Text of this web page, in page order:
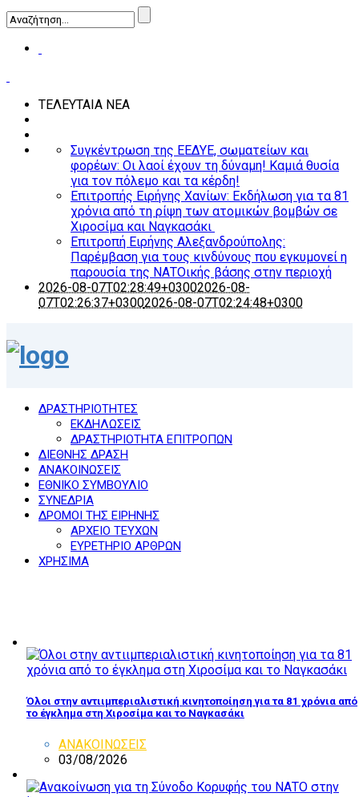
ΤΕΛΕΥΤΑΙΑ ΝΕΑ
Συγκέντρωση της ΕΕΔΥΕ, σωματείων και
φορέων: Οι λαοί έχουν τη δύναμη! Καμιά θυσία
για τον πόλεμο και τα κέρδη!
Επιτροπής Ειρήνης Χανίων: Εκδήλωση για τα 81
χρόνια από τη ρίψη των ατομικών βομβών σε
Χιροσίμα και Ναγκασάκι
Επιτροπή Ειρήνης Αλεξανδρούπολης:
Παρέμβαση για τους κινδύνους που εγκυμονεί η
παρουσία της ΝΑΤΟικής βάσης στην περιοχή
2026-08-07T02:28:49+03002026-08-
07T02:26:37+03002026-08-07T02:24:48+0300
ΔΡΑΣΤΗΡΙΟΤΗΤΕΣ
ΕΚΔΗΛΩΣΕΙΣ
ΔΡΑΣΤΗΡΙΟΤΗΤΑ ΕΠΙΤΡΟΠΩΝ
ΔΙΕΘΝΗΣ ΔΡΑΣΗ
ΑΝΑΚΟΙΝΩΣΕΙΣ
ΕΘΝΙΚΟ ΣΥΜΒΟΥΛΙΟ
ΣΥΝΕΔΡΙΑ
ΔΡΟΜΟΙ ΤΗΣ ΕΙΡΗΝΗΣ
ΑΡΧΕΙΟ ΤΕΥΧΩΝ
ΕΥΡΕΤΗΡΙΟ ΑΡΘΡΩΝ
ΧΡΗΣΙΜΑ
Όλοι στην αντιιμπεριαλιστική κινητοποίηση για τα 81 χρόνια από
το έγκλημα στη Χιροσίμα και το Ναγκασάκι
ΑΝΑΚΟΙΝΩΣΕΙΣ
03/08/2026